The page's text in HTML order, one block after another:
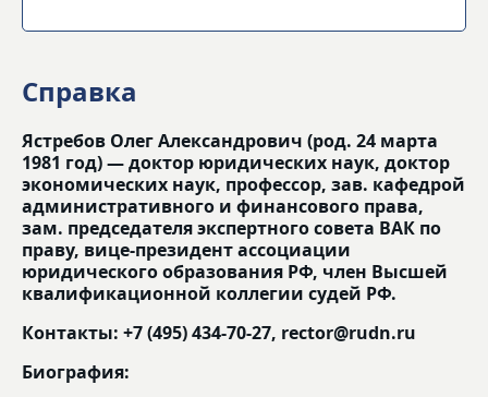
Справка
Ястребов Олег Александрович (род. 24 марта
1981 год) — доктор юридических наук, доктор
экономических наук, профессор, зав. кафедрой
административного и финансового права,
зам. председателя экспертного совета ВАК по
праву, вице-президент ассоциации
юридического образования РФ, член Высшей
квалификационной коллегии судей РФ.
Контакты: +7 (495) 434-70-27, rector@rudn.ru
Биография: